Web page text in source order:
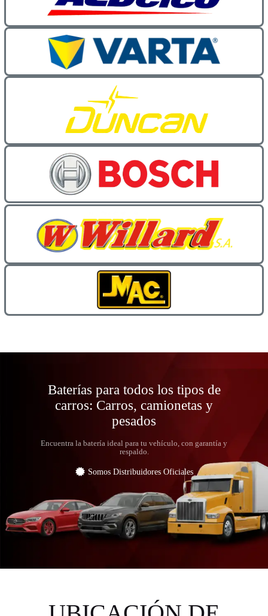
Baterías para todos los tipos de
carros: Carros, camionetas y
pesados
Encuentra la batería ideal para tu vehículo, con garantía y
respaldo.
Somos Distribuidores Oficiales